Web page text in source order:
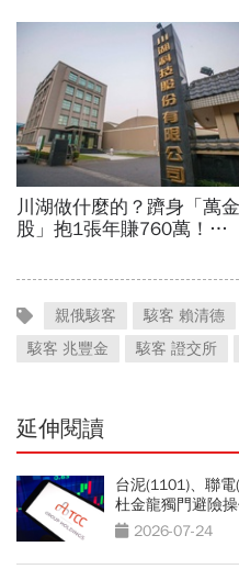
親俄駭客 駭客 賴清德
駭客 兆豐金
駭客 證交所
延伸閱讀
台泥(1101)、聯
杜金龍獨門避險
2026-07-24